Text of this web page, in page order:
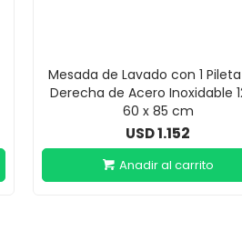
Mesada de Lavado con 1
Derecha de Acero Inoxidable
60 x 85 cm
USD1.152